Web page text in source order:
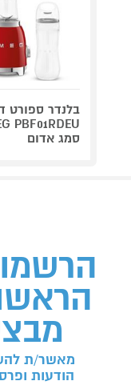
בלנדר ספורט
PBF01RDEU
סמג אדום
הרשמו
מאשר/ת
הודעות